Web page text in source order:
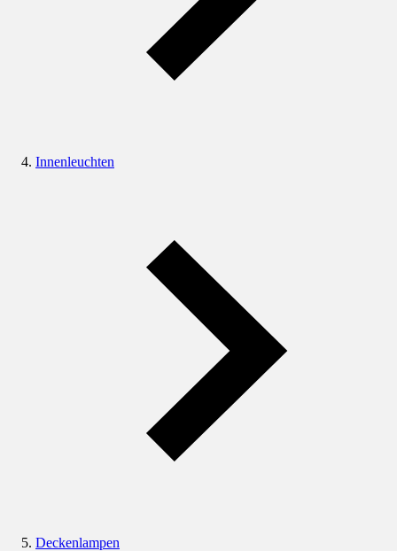
Innenleuchten
Deckenlampen